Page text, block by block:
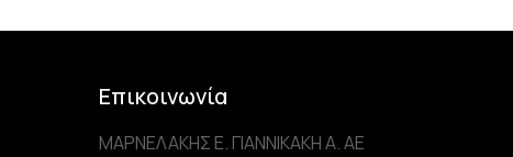
Επικοινωνία
ΜΑΡΝΕΛΑΚΗΣ Ε. ΓΙΑΝΝΙΚΑΚΗ Α. AE